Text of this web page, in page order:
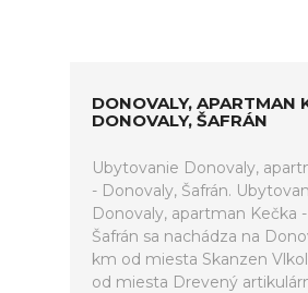
DONOVALY, APARTMAN
DONOVALY, ŠAFRÁN
Ubytovanie Donovaly,
- Donovaly, Šafrán.
Donovaly, apartman Kečka
Šafrán sa nachádza na
km od miesta Skanzen
od miesta Drevený